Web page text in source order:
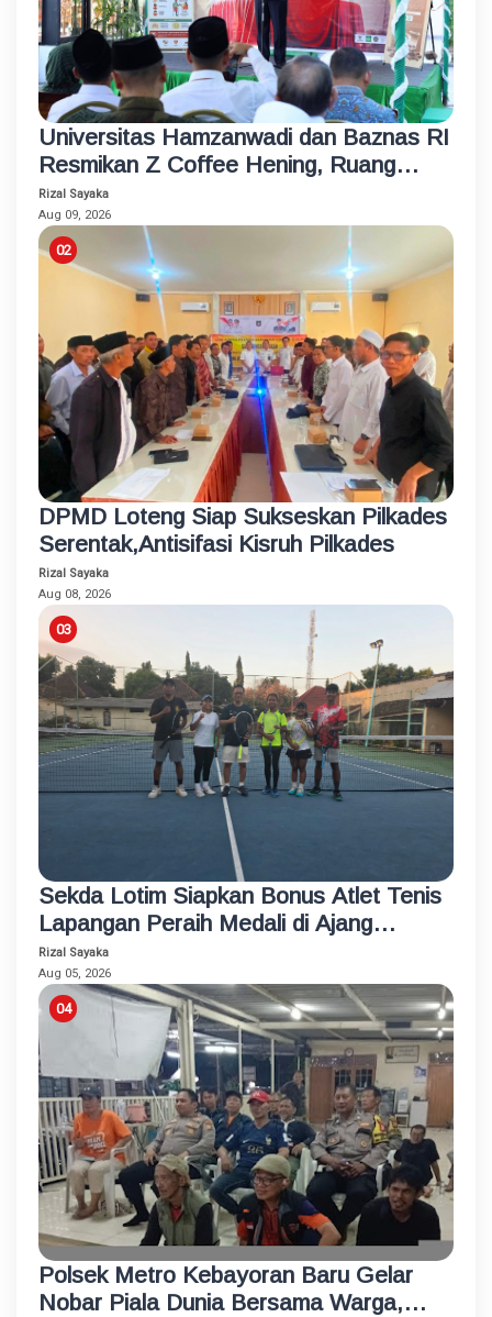
Universitas Hamzanwadi dan Baznas RI
Resmikan Z Coffee Hening, Ruang
Usaha Inklusif bagi Penyandang
Disabilitas
Rizal Sayaka
Aug 09, 2026
DPMD Loteng Siap Sukseskan Pilkades
Serentak,Antisifasi Kisruh Pilkades
Rizal Sayaka
Aug 08, 2026
Sekda Lotim Siapkan Bonus Atlet Tenis
Lapangan Peraih Medali di Ajang
Porprov
Rizal Sayaka
Aug 05, 2026
Polsek Metro Kebayoran Baru Gelar
Nobar Piala Dunia Bersama Warga,